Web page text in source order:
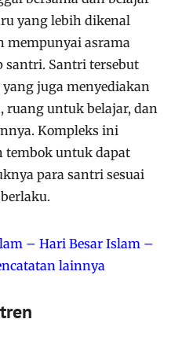
yang lebih dikenal
mempunyai asrama
Santri tersebut
juga menyediakan
ruang untuk belajar, dan
Kompleks ini
tembok untuk dapat
para santri sesuai
– Hari Besar Islam –
lainnya